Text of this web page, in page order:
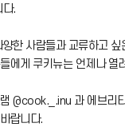
다.
한 사람들과 교류하고 싶
에게 쿠키뉴는 언제나 열
@cook._.inu 과 에브리
랍니다.